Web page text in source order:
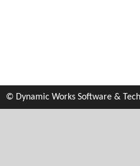
© Dynamic Works Software &